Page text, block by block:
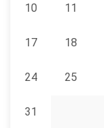
10 11
17 18
24 25
31